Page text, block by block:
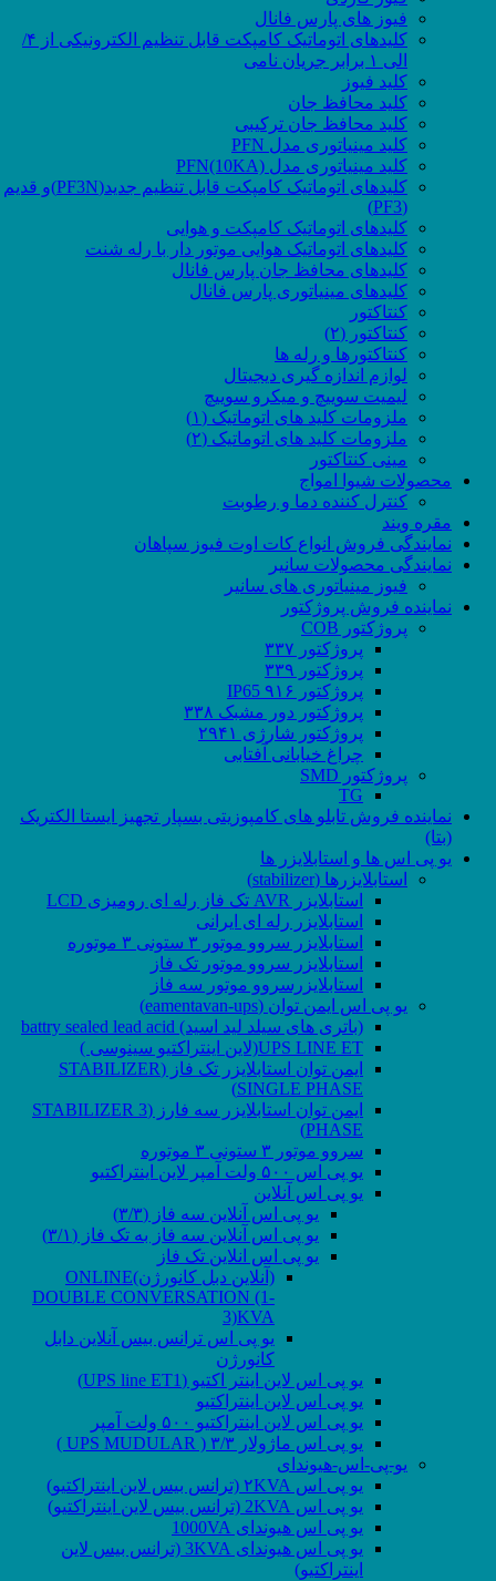
فیوز های پارس فانال
کلیدهای اتوماتیک کامپکت قابل تنظیم الکترونیکی از ۴/
الی ۱ برابر جریان نامی
کلید فیوز
کلید محافظ جان
کلید محافظ جان ترکیبی
کلید مینیاتوری مدل PFN
کلید مینیاتوری مدل PFN(10KA)
کلیدهای اتوماتیک کامپکت قابل تنظیم جدید(PF3N)و قدیم
(PF3)
کلیدهای اتوماتیک کامپکت و هوایی
کلیدهای اتوماتیک هوایی موتور دار با رله شنت
کلیدهای محافظ جان پارس فانال
کلیدهای مینیاتوری پارس فانال
کنتاکتور
کنتاکتور (۲)
کنتاکتورها و رله ها
لوازم اندازه گیری دیجیتال
لیمیت سوییچ و میکرو سوییچ
ملزومات کلید های اتوماتیک (۱)
ملزومات کلید های اتوماتیک (۲)
مینی کنتاکتور
محصولات شیوا امواج
کنترل کننده دما و رطوبت
مقره ویند
نمایندگی فروش انواع کات اوت فیوز سپاهان
نمایندگی محصولات سانیر
فیوز مینیاتوری های سانیر
نماینده فروش پروژکتور
پروژکتور COB
پروژکتور ۳۳۷
پروژکتور ۳۳۹
پروژکتور ۹۱۶ IP65
پروژکتور دور مشبک ۳۳۸
پروژکتور شارژی ۲۹۴۱
چراغ خیابانی آفتابی
پروژکتور SMD
TG
نماینده فروش تابلو های کامپوزیتی بسپار تجهیز ایستا الکتریک
(بتا)
یو پی اس ها و استابلایزر ها
استابلایزرها (stabilizer)
استابلایزر AVR تک فاز رله ای رومیزی LCD
استابلایزر رله ای ایرانی
استابلایزر سروو موتور ۳ ستونی ۳ موتوره
استابلایزر سروو موتور تک فاز
استابلایزرسروو موتور سه فاز
یو پی اس ایمن توان (eamentavan-ups)
(باتری های سیلد لید اسید) battry sealed lead acid
UPS LINE ET(لاین اینتراکتیو سینوسی )
ایمن توان استابلایزر تک فاز (STABILIZER
SINGLE PHASE)
ایمن توان استابلایزر سه فارز (STABILIZER 3
PHASE)
سروو موتور ۳ ستونی ۳ موتوره
یو پی اس ۵۰۰ ولت آمپر لاین اینتراکتیو
یو پی اس آنلاین
یو پی اس آنلاین سه فاز (۳/۳)
یو پی اس آنلاین سه فاز به تک فاز (۳/۱)
یو پی اس انلاین تک فاز
(آنلاین دبل کانورژن)ONLINE
DOUBLE CONVERSATION (1-
3)KVA
یو پی اس ترانس بیس آنلاین دابل
کانورژن
یو پی اس لاین اینتر اکتیو (UPS line ET1)
یو پی اس لاین اینتراکتیو
یو پی اس لاین اینتراکتیو ۵۰۰ ولت آمپر
یو پی اس ماژولار ۳/۳ ( UPS MUDULAR )
یو-پی-اس-هیوندای
یو پی اس ۲KVA (ترانس بیس لاین اینتراکتیو)
یو پی اس 2KVA (ترانس بیس لاین اینتراکتیو)
یو پی اس هیوندای 1000VA
یو پی اس هیوندای 3KVA (ترانس بیس لاین
اینتراکتیو)